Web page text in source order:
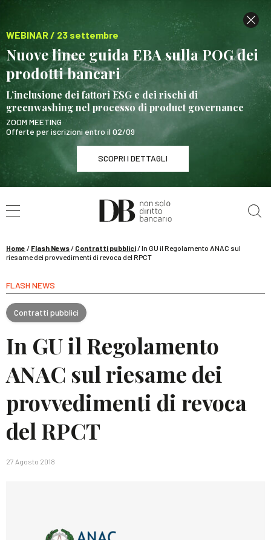
WEBINAR / 23 settembre
Nuove linee guida EBA sulla POG dei
prodotti bancari
L’inclusione dei fattori ESG e dei rischi di
greenwashing nel processo di product governance
ZOOM MEETING
Offerte per iscrizioni entro il 02/09
SCOPRI I DETTAGLI
WEBINAR / 23 settembre
Nuove linee guida EBA sulla POG dei prodotti
SCOPRI I DETTAGLI
Home / Flash News/ Contratti pubblici/In GU il Regolamento ANAC sul
riesame dei provvedimenti di revoca del RPCT
FLASH NEWS
Contratti pubblici
In GU il Regolamento
ANAC sul riesame dei
provvedimenti di revoca
del RPCT
27 Agosto 2018